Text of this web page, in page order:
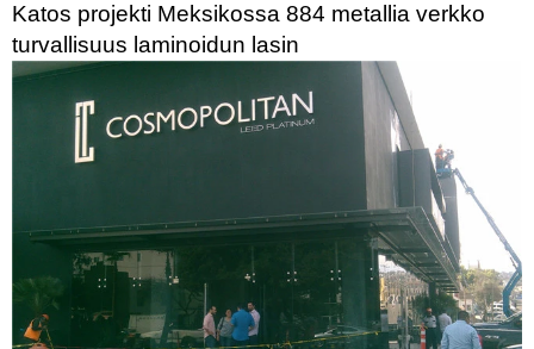
Katos projekti Meksikossa 884 metallia verkko
turvallisuus laminoidun lasin